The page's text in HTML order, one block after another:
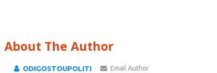
About The Author
ODIGOSTOUPOLITI Email Author